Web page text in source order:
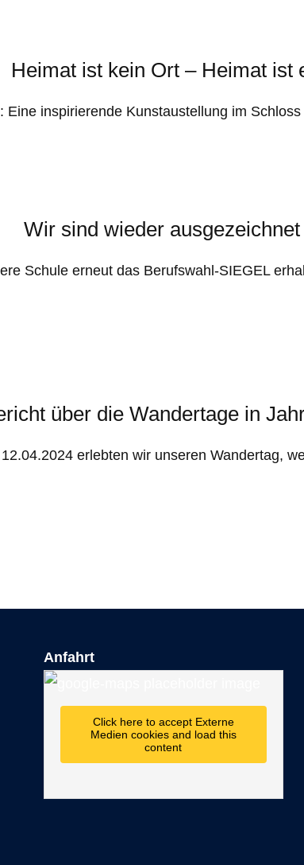
Heimat ist kein Ort – Heimat ist
Eine inspirierende Kunstaustellung im
Wir sind wieder
Schule erneut das Berufswahl-SIEGEL
über die Wandertage in
erlebten wir unseren Wandertag,
Anfahrt
Click here to accept Externe
Medien cookies and load this
content